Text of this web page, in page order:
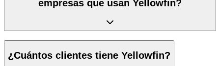
empresas que usan Yellowfin?
¿Cuántos clientes tiene Yellowfin?